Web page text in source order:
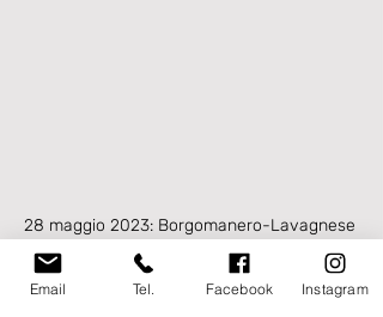
28 maggio 2023: Borgomanero-Lavagnese
Il match-winner Avellino e la squadra
salutano i tifosi alla fine del primo atto dei
Email Tel. Facebook Instagram